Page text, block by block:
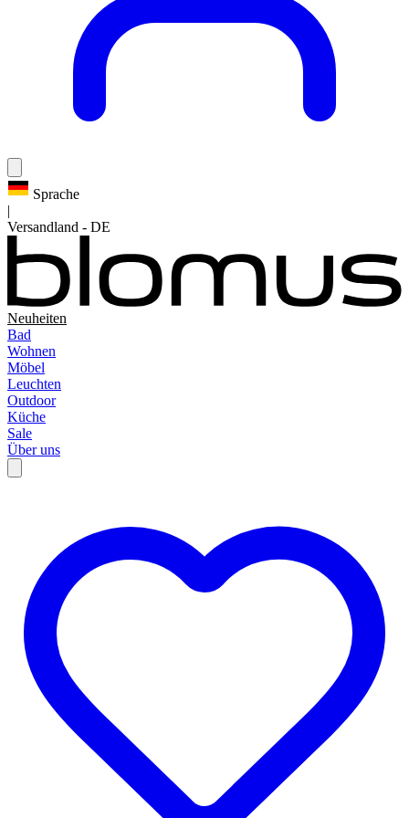
Sprache
|
Versandland - DE
Neuheiten
Bad
Wohnen
Möbel
Leuchten
Outdoor
Küche
Sale
Über uns